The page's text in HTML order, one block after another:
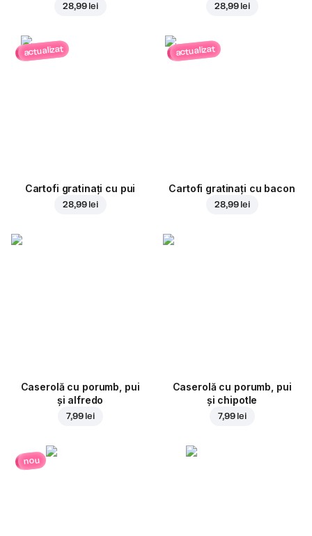
28,99 lei 28,99 lei
actualizat
Cartofi gratinați cu pui
28,99 lei
actualizat
Cartofi gratinați cu bacon
28,99 lei
Caserolă cu porumb, pui
și alfredo
7,99 lei
Caserolă cu porumb, pui
și chipotle
7,99 lei
nou